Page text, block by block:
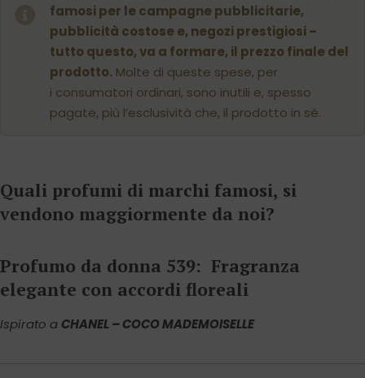
famosi per le campagne pubblicitarie,
pubblicità costose e, negozi prestigiosi –
tutto questo, va a formare, il prezzo finale del
prodotto. Molte di queste spese, per
i consumatori ordinari, sono inutili e, spesso
pagate, più l’esclusività che, il prodotto in sé.
Quali profumi di marchi famosi, si
vendono maggiormente da noi?
Profumo da donna 539: Fragranza
elegante con accordi floreali
Ispirato a CHANEL – COCO MADEMOISELLE